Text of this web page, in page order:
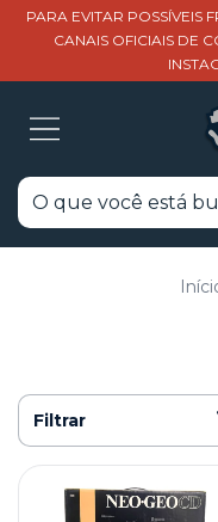
PARA EVITAR POSSÍVEIS
CANAIS OFICIAIS DE
Filtrar